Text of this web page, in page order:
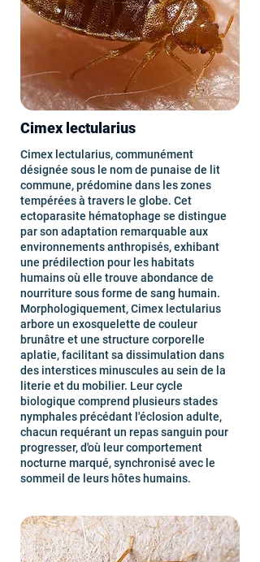
Cimex lectularius
Cimex lectularius, communément
désignée sous le nom de punaise de lit
commune, prédomine dans les zones
tempérées à travers le globe. Cet
ectoparasite hématophage se distingue
par son adaptation remarquable aux
environnements anthropisés, exhibant
une prédilection pour les habitats
humains où elle trouve abondance de
nourriture sous forme de sang humain.
Morphologiquement, Cimex lectularius
arbore un exosquelette de couleur
brunâtre et une structure corporelle
aplatie, facilitant sa dissimulation dans
des interstices minuscules au sein de la
literie et du mobilier. Leur cycle
biologique comprend plusieurs stades
nymphales précédant l'éclosion adulte,
chacun requérant un repas sanguin pour
progresser, d'où leur comportement
nocturne marqué, synchronisé avec le
sommeil de leurs hôtes humains.